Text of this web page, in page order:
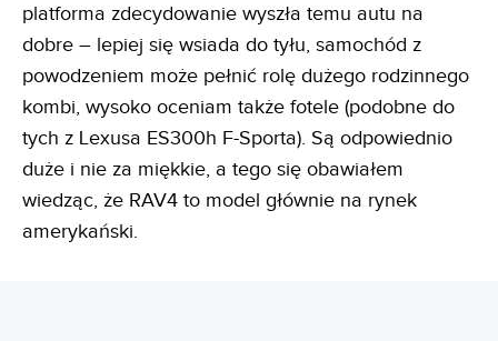
platforma zdecydowanie wyszła temu autu na
dobre – lepiej się wsiada do tyłu, samochód z
powodzeniem może pełnić rolę dużego rodzinnego
kombi, wysoko oceniam także fotele (podobne do
tych z Lexusa ES300h F-Sporta). Są odpowiednio
duże i nie za miękkie, a tego się obawiałem
wiedząc, że RAV4 to model głównie na rynek
amerykański.